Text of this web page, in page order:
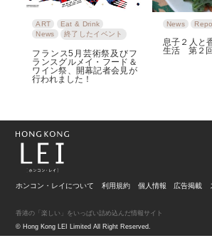
ART
Eat & Drink
News
終了したイベント
フランス5月芸術祭及びフ
ランスグルメイ・フード＆
ワイン祭、開幕記者会見が
行われました！
News
息子２人と
生活 第２回
ホンコン・レイについて 利用規約 個人情報 広告掲載
© Hong Kong LEI Limited All Right Reserved.
香港の「楽しい」をいっぱい詰め込んだ情報サイト